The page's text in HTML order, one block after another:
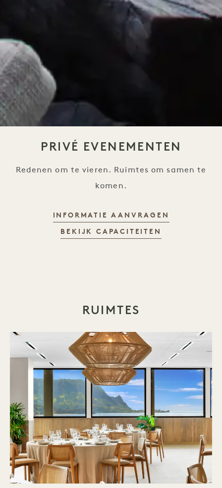
PRIVÉ EVENEMENTEN
Redenen om te vieren. Ruimtes om samen te
komen.
INFORMATIE AANVRAGEN
BEKIJK CAPACITEITEN
RUIMTES